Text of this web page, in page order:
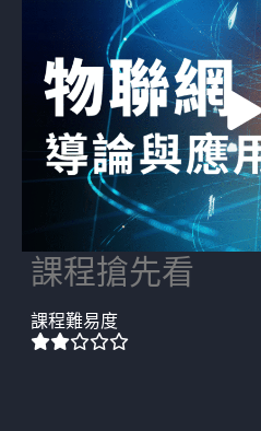
課程搶先看
課程難易度